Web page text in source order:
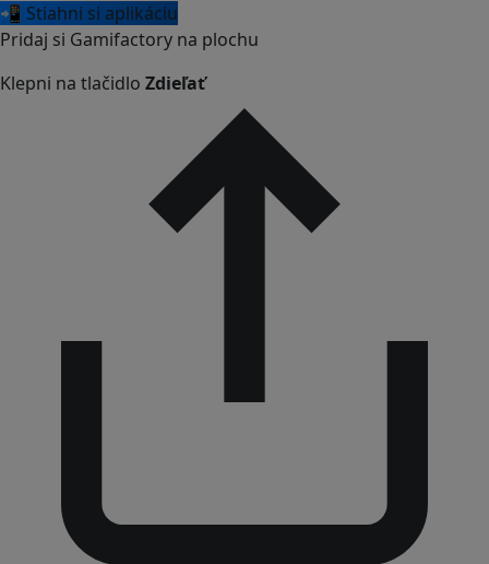
📲 Stiahni si aplikáciu
Pridaj si Gamifactory na plochu
Klepni na tlačidlo Zdieľať